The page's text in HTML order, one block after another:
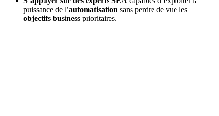
puissance de l’automatisation sans perdre de vue les
objectifs business prioritaires.